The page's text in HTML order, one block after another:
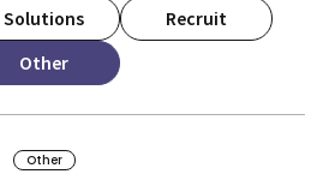
Solutions
Recruit
Other
Other